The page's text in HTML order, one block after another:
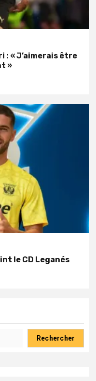
: « J’aimerais être
»
le CD Leganés
Rechercher